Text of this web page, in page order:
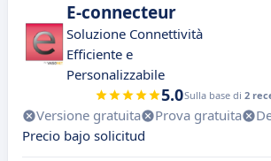
E-connecteur
Soluzione Connettività
Efficiente e
Personalizzabile
5.0Sulla base di 2
Versione gratuita Prova gratuita
Precio bajo solicitud